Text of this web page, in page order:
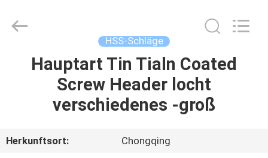
HAUS
PRODUKTE
VIDEOS
Limited.
HSS-Schläge
Hauptart Tin Tialn Coated
Screw Header locht
verschiedenes -groß
Herkunftsort:
Chongqing